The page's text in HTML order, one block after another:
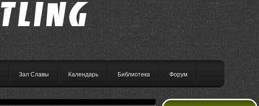
Зал Славы Календарь Библиотека Форум